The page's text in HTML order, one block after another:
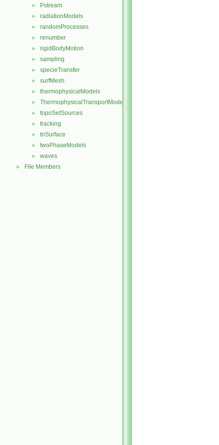
► Pstream
► radiationModels
► randomProcesses
► renumber
► rigidBodyMotion
► sampling
► specieTransfer
► surfMesh
► thermophysicalModels
► ThermophysicalTransportModels
► topoSetSources
► tracking
► triSurface
► twoPhaseModels
► waves
► File Members